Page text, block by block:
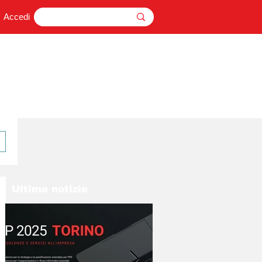
Accedi